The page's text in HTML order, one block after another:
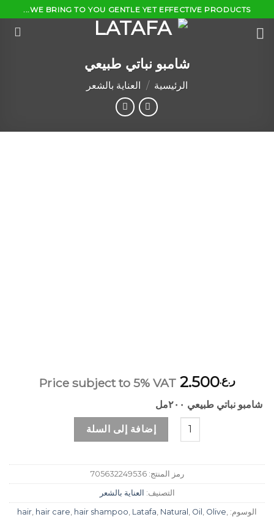
to
content
WE BRING TO YOU GENTLE YET EFFECTIVE PRODUCTS...
شامبو نباتي طبيعي
الرئيسية / العناية بالشعر
ر.ع.2.500
Price subject to 5% VAT
شامبو نباتي طبيعي ٢٠٠مل
كمية شامبو نباتي طبيعيإضافة إلى السلة
رمز المنتج:705632249536
التصنيف: العناية بالشعر
الوسوم: hair hair care hair shampoo Latafa Natural Oil Olive